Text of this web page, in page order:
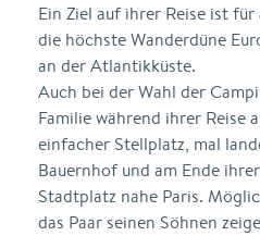
Ein Ziel auf ihrer Reise ist
die höchste Wanderdüne
an der Atlantikküste.
Auch bei der Wahl der
Familie während ihrer Reise
einfacher Stellplatz, mal
Bauernhof und am Ende
Stadtplatz nahe Paris.
das Paar seinen Söhnen